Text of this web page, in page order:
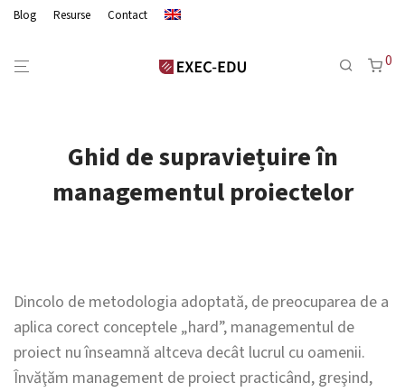
Blog Resurse Contact
0
Ghid de supraviețuire în
managementul proiectelor
Dincolo de metodologia adoptată, de preocuparea de a
aplica corect conceptele „hard”, managementul de
proiect nu înseamnă altceva decât lucrul cu oamenii.
Învăţăm management de proiect practicând, greşind,